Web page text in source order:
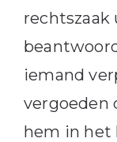
rechtszaak
iemand
vergoeden
hem in het